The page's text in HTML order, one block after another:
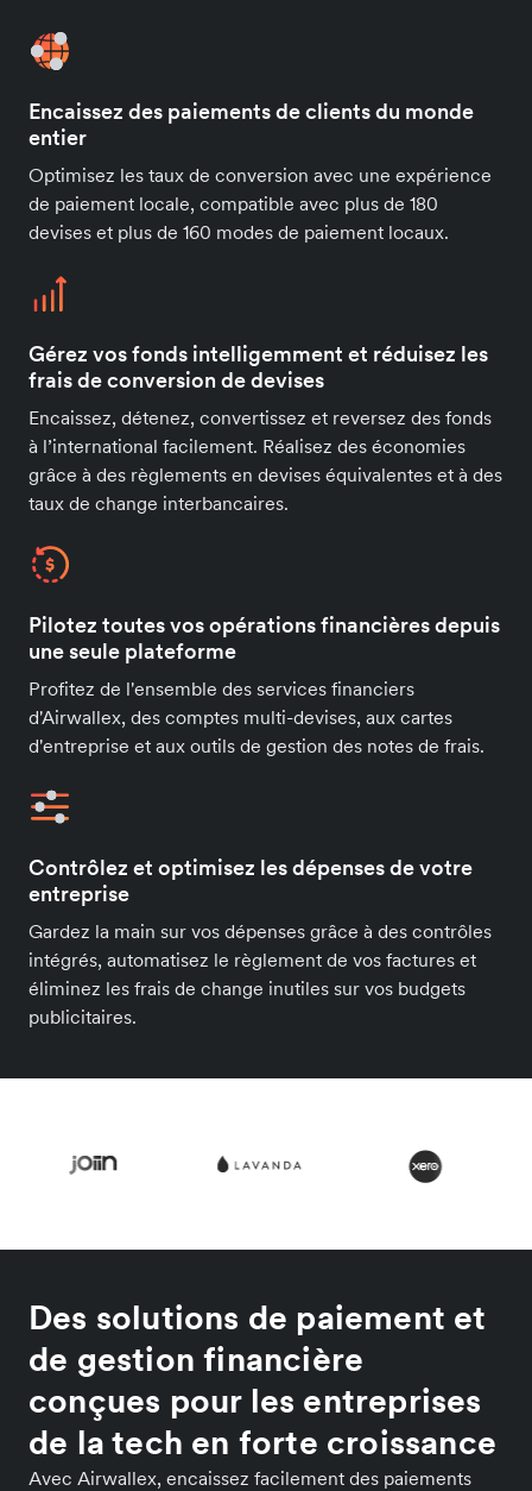
Encaissez des paiements de clients du monde
entier
Optimisez les taux de conversion avec une expérience
de paiement locale, compatible avec plus de 180
devises et plus de 160 modes de paiement locaux.
Gérez vos fonds intelligemment et réduisez les
frais de conversion de devises
Encaissez, détenez, convertissez et reversez des fonds
à l’international facilement. Réalisez des économies
grâce à des règlements en devises équivalentes et à des
taux de change interbancaires.
Pilotez toutes vos opérations financières depuis
une seule plateforme
Profitez de l'ensemble des services financiers
d'Airwallex, des comptes multi-devises, aux cartes
d'entreprise et aux outils de gestion des notes de frais.
Contrôlez et optimisez les dépenses de votre
entreprise
Gardez la main sur vos dépenses grâce à des contrôles
intégrés, automatisez le règlement de vos factures et
éliminez les frais de change inutiles sur vos budgets
publicitaires.
Des solutions de paiement et
de gestion financière
conçues pour les entreprises
de la tech en forte croissance
Avec Airwallex, encaissez facilement des paiements